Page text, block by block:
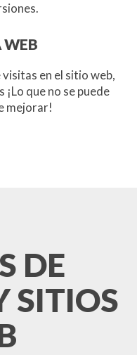
en el sitio web,
que no se puede
mejorar!
DE
SITIOS